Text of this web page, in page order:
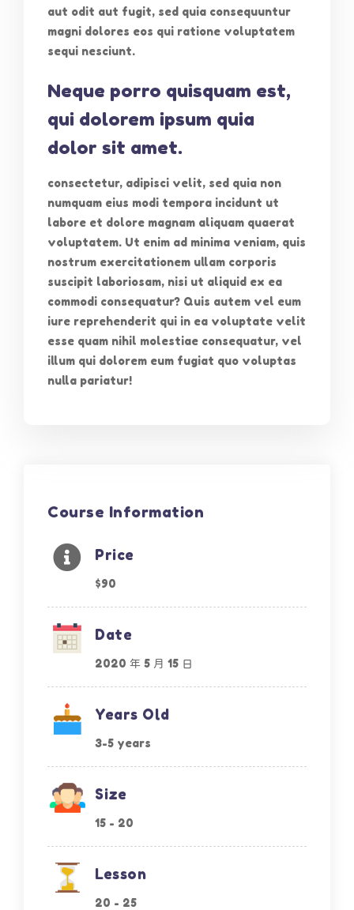
aut odit aut fugit, sed quia consequuntur
magni dolores eos qui ratione voluptatem
sequi nesciunt.
Neque porro quisquam est,
qui dolorem ipsum quia
dolor sit amet.
consectetur, adipisci velit, sed quia non
numquam eius modi tempora incidunt ut
labore et dolore magnam aliquam quaerat
voluptatem. Ut enim ad minima veniam, quis
nostrum exercitationem ullam corporis
suscipit laboriosam, nisi ut aliquid ex ea
commodi consequatur? Quis autem vel eum
iure reprehenderit qui in ea voluptate velit
esse quam nihil molestiae consequatur, vel
illum qui dolorem eum fugiat quo voluptas
nulla pariatur!
Course Information
Price
$90
Date
2020 年 5 月 15 日
Years Old
3-5 years
Size
15 - 20
Lesson
20 - 25